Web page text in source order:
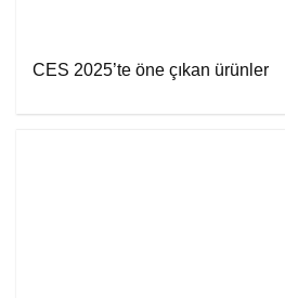
CES 2025’te öne çıkan ürünler